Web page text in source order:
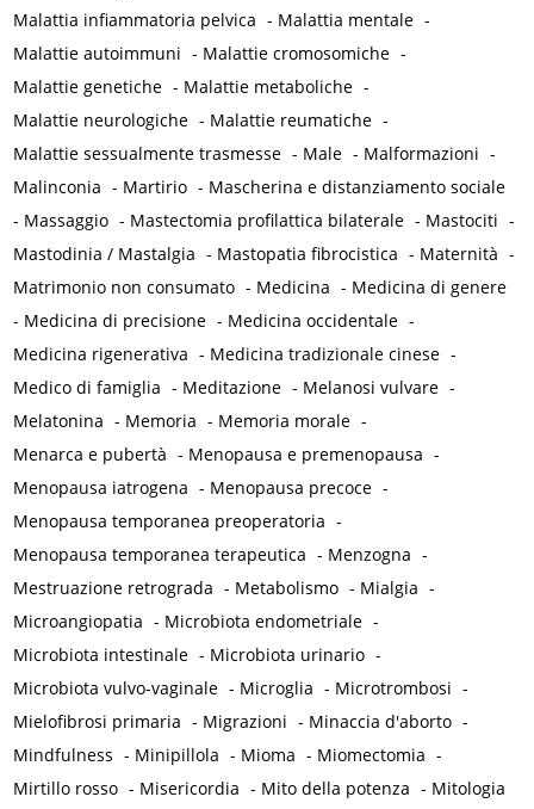
Malattia infiammatoria pelvica - Malattia mentale -
Malattie autoimmuni - Malattie cromosomiche -
Malattie genetiche - Malattie metaboliche -
Malattie neurologiche - Malattie reumatiche -
Malattie sessualmente trasmesse - Male - Malformazioni -
Malinconia - Martirio - Mascherina e distanziamento sociale
- Massaggio - Mastectomia profilattica bilaterale - Mastociti -
Mastodinia / Mastalgia - Mastopatia fibrocistica - Maternità -
Matrimonio non consumato - Medicina - Medicina di genere
- Medicina di precisione - Medicina occidentale -
Medicina rigenerativa - Medicina tradizionale cinese -
Medico di famiglia - Meditazione - Melanosi vulvare -
Melatonina - Memoria - Memoria morale -
Menarca e pubertà - Menopausa e premenopausa -
Menopausa iatrogena - Menopausa precoce -
Menopausa temporanea preoperatoria -
Menopausa temporanea terapeutica - Menzogna -
Mestruazione retrograda - Metabolismo - Mialgia -
Microangiopatia - Microbiota endometriale -
Microbiota intestinale - Microbiota urinario -
Microbiota vulvo-vaginale - Microglia - Microtrombosi -
Mielofibrosi primaria - Migrazioni - Minaccia d'aborto -
Mindfulness - Minipillola - Mioma - Miomectomia -
Mirtillo rosso - Misericordia - Mito della potenza - Mitologia